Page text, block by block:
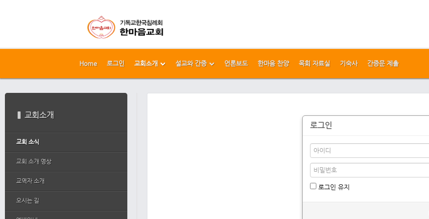
메뉴 건너뛰기
Home 로그인 교회소개 설교와 간증 언론보도 한마음 찬양 목회 자료실 기숙사 간증문 제출
본문시작
교회소개
교회 소식
교회 소개 영상
교역자 소개
오시는 길
로그인
로그인 유지